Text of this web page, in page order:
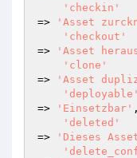
'checkin'
=>
'Asset
'checkout'
=>
'Asset
'clone'
=>
'Asset
'deployable'
=>
'Einsetzbar' ,
'deleted'
=>
'Dieses